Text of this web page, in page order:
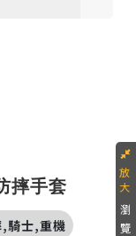
摔手套
士,重機
瀏
覽